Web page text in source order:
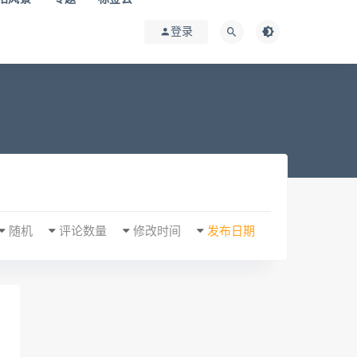
登录
发布日期
修改时间
评论数量
随机